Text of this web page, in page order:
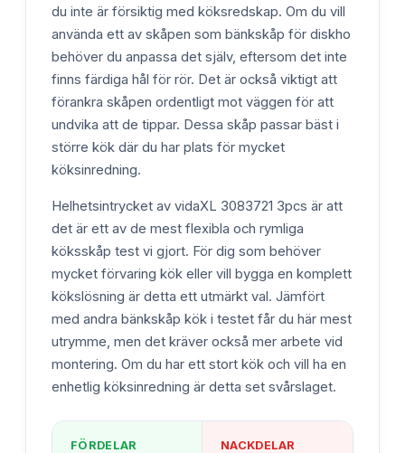
du inte är försiktig med köksredskap. Om du vill
använda ett av skåpen som bänkskåp för diskho
behöver du anpassa det själv, eftersom det inte
finns färdiga hål för rör. Det är också viktigt att
förankra skåpen ordentligt mot väggen för att
undvika att de tippar. Dessa skåp passar bäst i
större kök där du har plats för mycket
köksinredning.
Helhetsintrycket av vidaXL 3083721 3pcs är att
det är ett av de mest flexibla och rymliga
köksskåp test vi gjort. För dig som behöver
mycket förvaring kök eller vill bygga en komplett
kökslösning är detta ett utmärkt val. Jämfört
med andra bänkskåp kök i testet får du här mest
utrymme, men det kräver också mer arbete vid
montering. Om du har ett stort kök och vill ha en
enhetlig köksinredning är detta set svårslaget.
FÖRDELAR NACKDELAR